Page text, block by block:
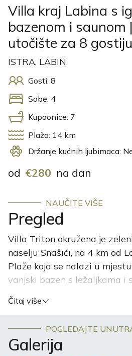
Villa kraj Labina s
bazenom i saunom
utočište za 8 gostiju
ISTRA, LABIN
Gosti: 8
Sobe: 4
Kupaonice: 7
Plaža: 14 km
Držanje kućnih ljubimaca:
od €280 na dan
NAUČITE VIŠE
Pregled
Villa Triton okružena je
naselju Snašići, na 4 km od
Plaže koja se nalazi u
vanjski bazen s ležaljkama i
ima zasebnu kupaonicu sa wc-
kabinom. Villa Triton sadrži
perilicom posuđa, pećnicom te
Čitaj više
POGLEDAJTE
Galerija